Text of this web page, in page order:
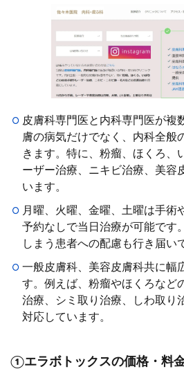
皮膚科専門医と内科専門医が複
膚の病気だけでなく、内科全般
きます。特に、粉瘤、ほくろ、
ーザー治療、ニキビ治療、美容
います。
月曜、火曜、金曜、土曜は手術
予約なしで当日治療が可能です
しまう患者への配慮も行き届い
一般皮膚科、美容皮膚科共に幅
す。例えば、粉瘤やほくろなど
治療、シミ取り治療、しわ取り
対応しています。
①エラボトックスの価格・料